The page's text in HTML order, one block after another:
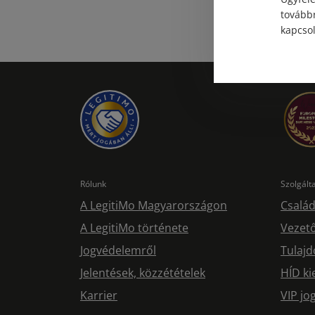
Rólunk
A LegitiMo Magyarországon
A LegitiMo története
Jogvédelemről
Jelentések, közzétételek
Karrier
HÍD
VIP